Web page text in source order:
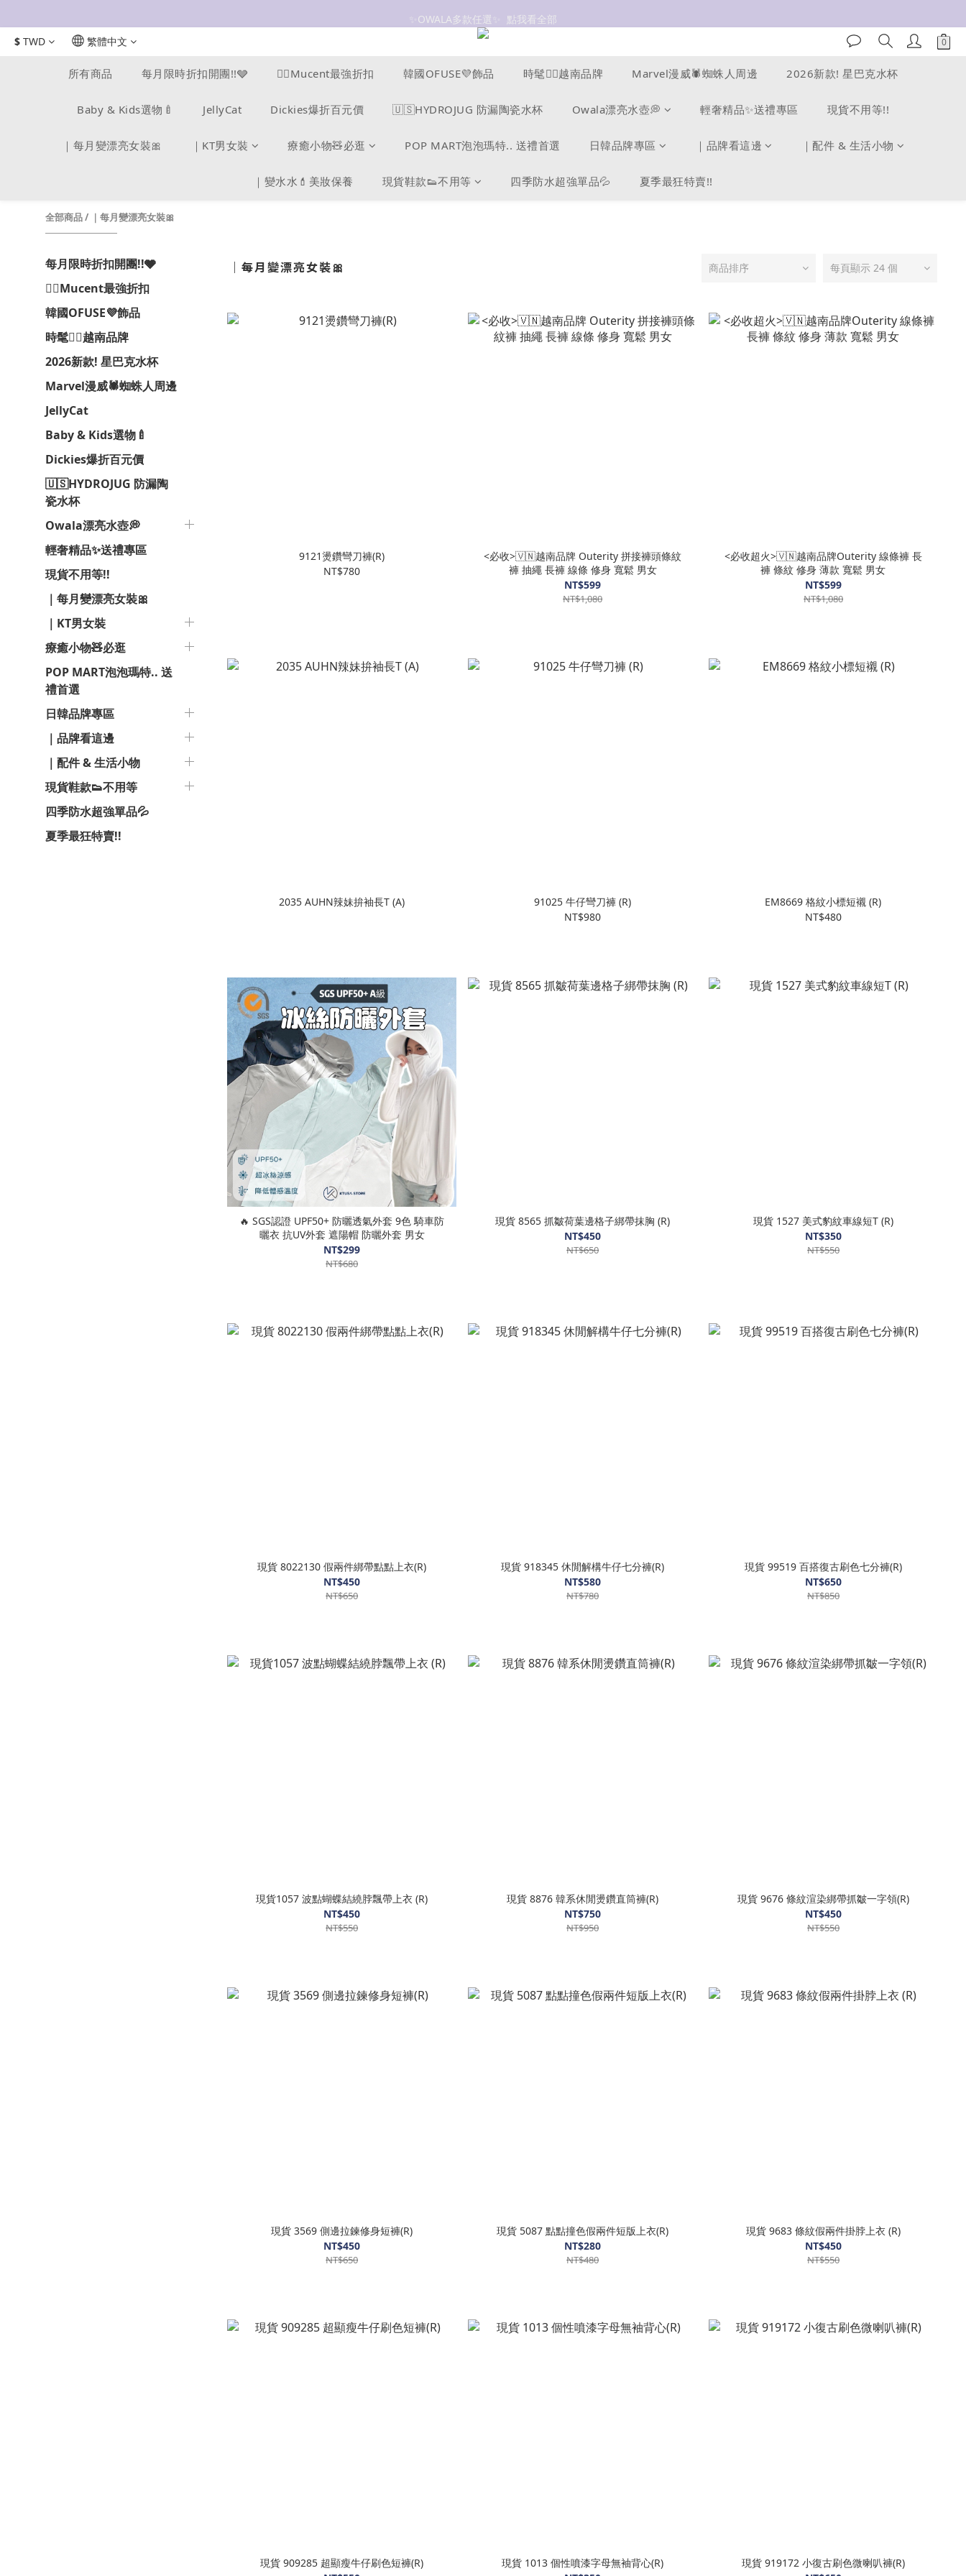
抗UV 50+防曬外套 $299🧊🧊
✨OWALA多款任選✨  點我看全部
抗UV 50+防曬外套 $299🧊🧊
$ TWD 繁體中文
所有商品 每月限時折扣開團!!🩶 ❤️‍🔥Mucent最強折扣 韓國OFUSE💜飾品 時髦❤️‍🔥越南品牌 Marvel漫威🕷️蜘蛛人周邊 2026新款! 星巴克水杯
Baby & Kids選物🍼 JellyCat Dickies爆折百元價 🇺🇸HYDROJUG 防漏陶瓷水杯 Owala漂亮水壺💭 輕奢精品✨送禮專區 現貨不用等!!
｜每月變漂亮女裝🎀 ｜KT男女裝 療癒小物🧸必逛 POP MART泡泡瑪特.. 送禮首選 日韓品牌專區 ｜品牌看這邊 ｜配件 & 生活小物
｜變水水💄美妝保養 現貨鞋款👟不用等 四季防水超強單品💦 夏季最狂特賣!!
全部商品/ ｜每月變漂亮女裝🎀
每月限時折扣開團!!🩶
❤️‍🔥Mucent最強折扣
韓國OFUSE💜飾品
時髦❤️‍🔥越南品牌
2026新款! 星巴克水杯
Marvel漫威🕷️蜘蛛人周邊
JellyCat
Baby & Kids選物🍼
Dickies爆折百元價
🇺🇸HYDROJUG 防漏陶
瓷水杯
Owala漂亮水壺💭
輕奢精品✨送禮專區
現貨不用等!!
｜每月變漂亮女裝🎀
｜KT男女裝
療癒小物🧸必逛
POP MART泡泡瑪特.. 送
禮首選
日韓品牌專區
｜品牌看這邊
｜配件 & 生活小物
現貨鞋款👟不用等
四季防水超強單品💦
夏季最狂特賣!!
｜每月變漂亮女裝🎀 商品排序 每頁顯示 24 個
9121燙鑽彎刀褲(R)
NT$780
<必收>🇻🇳越南品牌 Outerity 拼接褲頭條紋
褲 抽繩 長褲 線條 修身 寬鬆 男女
NT$599
NT$1,080
<必收超火>🇻🇳越南品牌Outerity 線條褲 長
褲 條紋 修身 薄款 寬鬆 男女
NT$599
NT$1,080
2035 AUHN辣妹拚袖長T (A)
91025 牛仔彎刀褲 (R)
NT$980
EM8669 格紋小標短襯 (R)
NT$480
🔥 SGS認證 UPF50+ 防曬透氣外套 9色 騎車防
曬衣 抗UV外套 遮陽帽 防曬外套 男女
NT$299
NT$680
現貨 8565 抓皺荷葉邊格子綁帶抹胸 (R)
NT$450
NT$650
現貨 1527 美式豹紋車線短T (R)
NT$350
NT$550
現貨 8022130 假兩件綁帶點點上衣(R)
NT$450
NT$650
現貨 918345 休閒解構牛仔七分褲(R)
NT$580
NT$780
現貨 99519 百搭復古刷色七分褲(R)
NT$650
NT$850
現貨1057 波點蝴蝶結繞脖飄帶上衣 (R)
NT$450
NT$550
現貨 8876 韓系休閒燙鑽直筒褲(R)
NT$750
NT$950
現貨 9676 條紋渲染綁帶抓皺一字領(R)
NT$450
NT$550
現貨 3569 側邊拉鍊修身短褲(R)
NT$450
NT$650
現貨 5087 點點撞色假兩件短版上衣(R)
NT$280
NT$480
現貨 9683 條紋假兩件掛脖上衣 (R)
NT$450
NT$550
現貨 909285 超顯瘦牛仔刷色短褲(R)
現貨 1013 個性噴漆字母無袖背心(R)
現貨 919172 小復古刷色微喇叭褲(R)